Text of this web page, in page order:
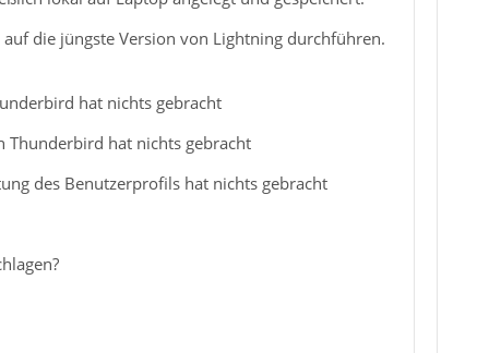
die jüngste Version von Lightning durchführen.
hat nichts gebracht
hat nichts gebracht
des Benutzerprofils hat nichts gebracht